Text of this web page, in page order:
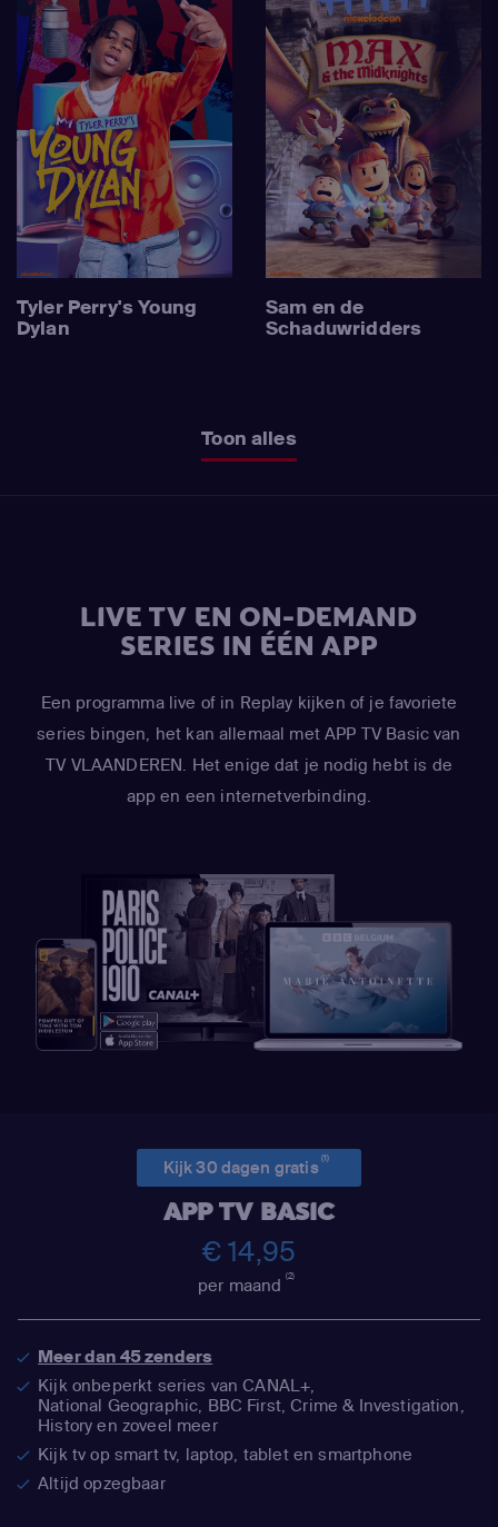
Tyler Perry's Young
Dylan
Sam en de
Schaduwridders
Toon alles
LIVE TV EN ON-DEMAND
SERIES IN ÉÉN APP
Een programma live of in Replay kijken of je favoriete
series bingen, het kan allemaal met APP TV Basic van
TV VLAANDEREN. Het enige dat je nodig hebt is de
app en een internetverbinding.
Kijk 30 dagen gratis(1)
APP TV BASIC
€ 14,95
per maand(2)
Meer dan 45 zenders
Kijk onbeperkt series van CANAL+,
National Geographic, BBC First, Crime & Investigation,
History en zoveel meer
Kijk tv op smart tv, laptop, tablet en smartphone
Altijd opzegbaar